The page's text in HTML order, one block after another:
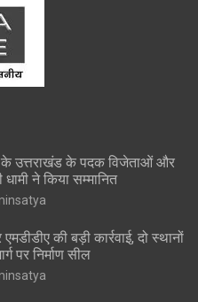
उत्तराखंड के पदक विजेताओं और
ने किया सम्मानित
की बड़ी कार्रवाई, दो स्थानों
पर निर्माण सील